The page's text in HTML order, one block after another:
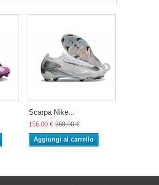
Scarpa Nike...
156,00 € 269,00 €
Aggiungi al carrello